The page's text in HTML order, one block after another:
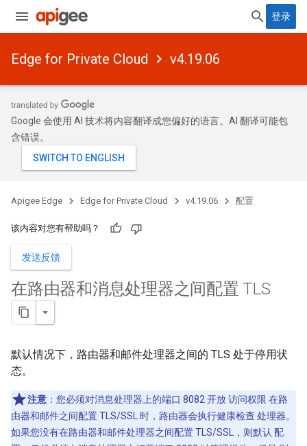
登录
Edge for Private Cloud v4.19.06
Google 会使用 AI 技术将内容翻译成您偏好的语言。AI 翻译可能包
含错误。
Apigee Edge Edge for Private Cloud v4.19.06 配置
该内容对您有帮助吗？
发送反馈
在路由器和消息处理器之间配置 TLS
默认情况下，路由器和邮件处理器之间的 TLS 处于停用状
态。
注意 ：您必须对消息处理器上的端口 8082 开放 访问权限 在路
由器和邮件之间配置 TLS/SSL 时，路由器会执行健康检查 处理器。
如果您没有在路由器和邮件处理器之间配置 TLS/SSL，则默认 配